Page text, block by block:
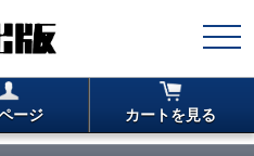
ージ カートを見る